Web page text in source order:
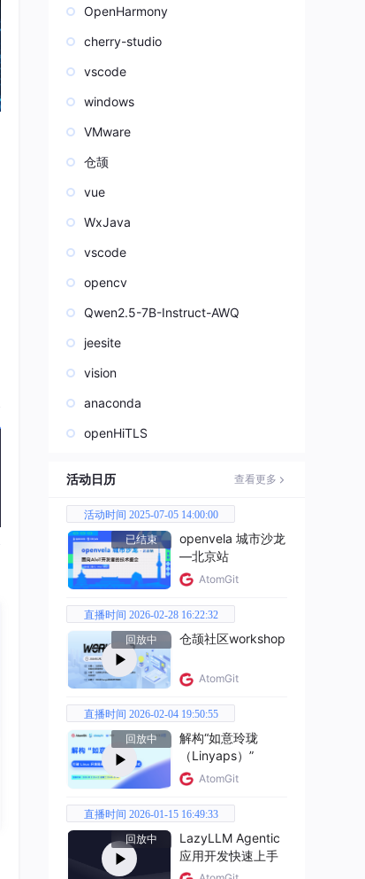
OpenHarmony
cherry-studio
vscode
windows
VMware
仓颉
vue
WxJava
vscode
opencv
Qwen2.5-7B-Instruct-AWQ
jeesite
vision
anaconda
openHiTLS
活动日历 查看更多
活动时间 2025-07-05 14:00:00
已结束
openvela 城市沙龙
—北京站
AtomGit
直播时间 2026-02-28 16:22:32
回放中
仓颉社区workshop
AtomGit
直播时间 2026-02-04 19:50:55
回放中
解构“如意玲珑
（Linyaps）”
AtomGit
直播时间 2026-01-15 16:49:33
回放中
LazyLLM Agentic
应用开发快速上手